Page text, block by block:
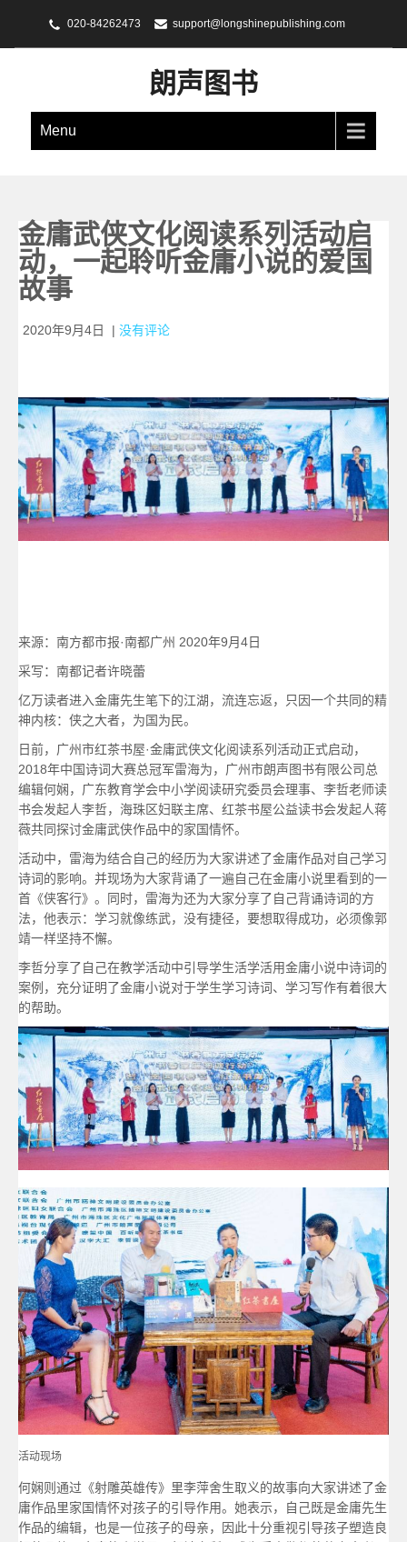
020-84262473 support@longshinepublishing.com
朗声图书
Menu
金庸武侠文化阅读系列活动启
动，一起聆听金庸小说的爱国
故事
2020年9月4日 | 没有评论
来源：南方都市报·南都广州 2020年9月4日
采写：南都记者许晓蕾
亿万读者进入金庸先生笔下的江湖，流连忘返，只因一个共同的精
神内核：侠之大者，为国为民。
日前，广州市红茶书屋·金庸武侠文化阅读系列活动正式启动，
2018年中国诗词大赛总冠军雷海为，广州市朗声图书有限公司总
编辑何娴，广东教育学会中小学阅读研究委员会理事、李哲老师读
书会发起人李哲，海珠区妇联主席、红茶书屋公益读书会发起人蒋
薇共同探讨金庸武侠作品中的家国情怀。
活动中，雷海为结合自己的经历为大家讲述了金庸作品对自己学习
诗词的影响。并现场为大家背诵了一遍自己在金庸小说里看到的一
首《侠客行》。同时，雷海为还为大家分享了自己背诵诗词的方
法，他表示：学习就像练武，没有捷径，要想取得成功，必须像郭
靖一样坚持不懈。
李哲分享了自己在教学活动中引导学生活学活用金庸小说中诗词的
案例，充分证明了金庸小说对于学生学习诗词、学习写作有着很大
的帮助。
活动现场
何娴则通过《射雕英雄传》里李萍舍生取义的故事向大家讲述了金
庸作品里家国情怀对孩子的引导作用。她表示，自己既是金庸先生
作品的编辑，也是一位孩子的母亲，因此十分重视引导孩子塑造良